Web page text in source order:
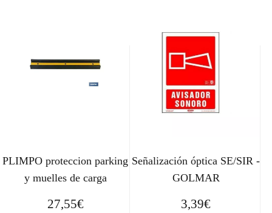
PLIMPO proteccion parking
y muelles de carga
27,55€
Señalización óptica SE/SIR -
GOLMAR
3,39€